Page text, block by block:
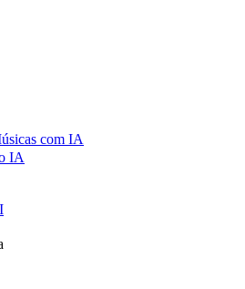
com IA
IA